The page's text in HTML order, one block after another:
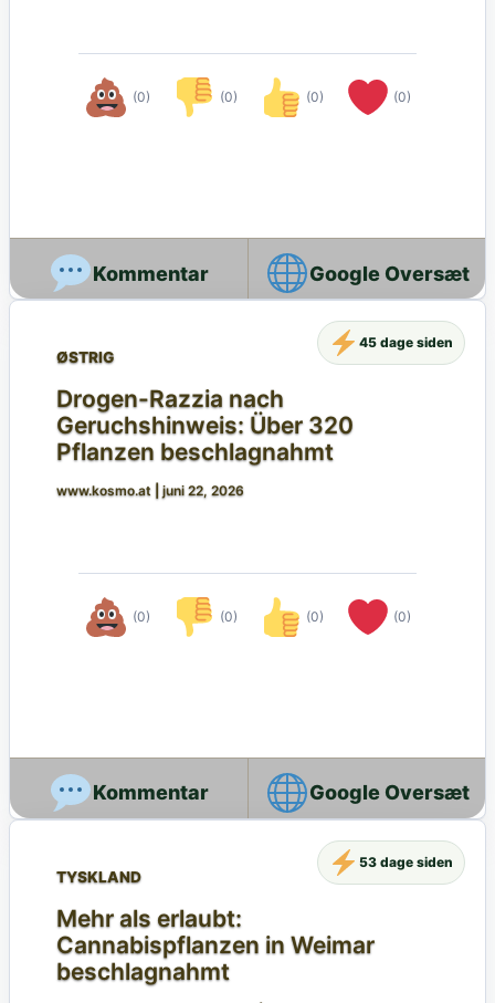
(0) (0) (0) (0)
Google Oversæt
ØSTRIG
Drogen-Razzia nach
Geruchshinweis: Über 320
Pflanzen beschlagnahmt
www.kosmo.at juni 22, 2026
(0) (0) (0) (0)
45 dage siden
Google Oversæt
TYSKLAND
Mehr als erlaubt:
Cannabispflanzen in Weimar
beschlagnahmt
53 dage siden